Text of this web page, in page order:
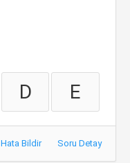
D E
Hata Bildir Soru Detay